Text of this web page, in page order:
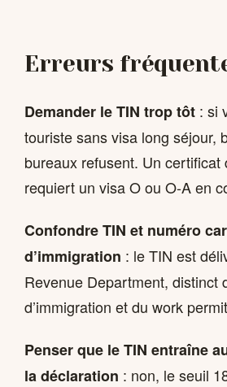
Erreurs
Demander le TIN trop tôt : si
touriste sans visa long séjour,
bureaux refusent. Un certificat
requiert un visa O ou O-A en
Confondre TIN et numéro
d’immigration : le TIN est
Revenue Department, distinct
d’immigration et du work
Penser que le TIN entraîne
la déclaration : non, le seuil